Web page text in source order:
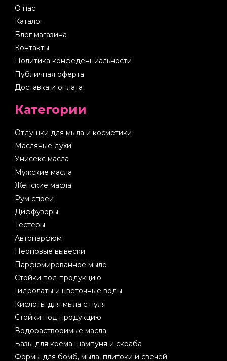
О нас
Каталог
Блог магазина
Контакты
Политика конфеденциальности
Публичная оферта
Доставка и оплата
Категории
Отдушки для мыла и косметики
Масляные духи
Унисекс масла
Мужские масла
Женские масла
Рум спреи
Диффузоры
Тестеры
Автопарфюм
Неоновые вывески
Парфюмированное мыло
Стойки под продукцию
Гидролаты и цветочные воды
Кислоты для мыла с нуля
Стойки под продукцию
Водорастворимые масла
Базы для крема шампуня и скраба
Формы для бомб, мыла, плитоки и свечей